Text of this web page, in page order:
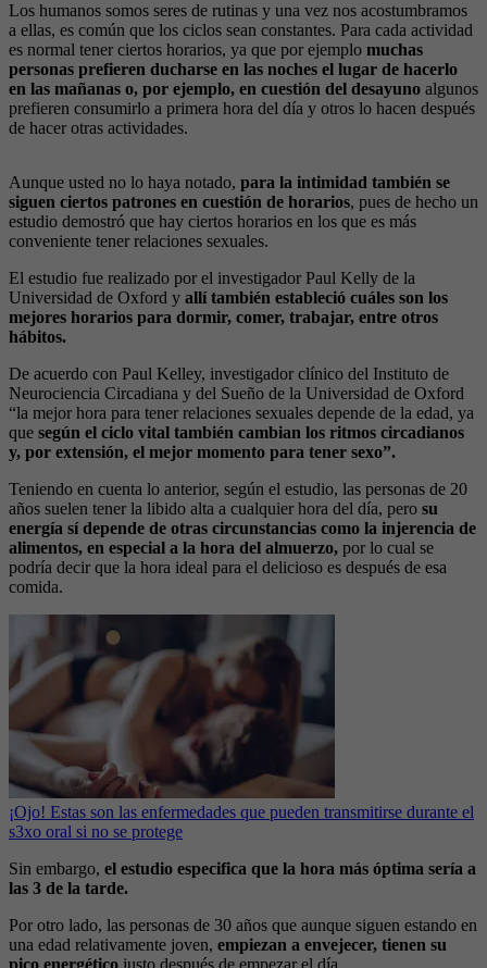
Los humanos somos seres de rutinas y una vez nos acostumbramos
a ellas, es común que los ciclos sean constantes. Para cada actividad
es normal tener ciertos horarios, ya que por ejemplo muchas
personas prefieren ducharse en las noches el lugar de hacerlo
en las mañanas o, por ejemplo, en cuestión del desayuno algunos
prefieren consumirlo a primera hora del día y otros lo hacen después
de hacer otras actividades.
Aunque usted no lo haya notado, para la intimidad también se
siguen ciertos patrones en cuestión de horarios, pues de hecho un
estudio demostró que hay ciertos horarios en los que es más
conveniente tener relaciones sexuales.
El estudio fue realizado por el investigador Paul Kelly de la
Universidad de Oxford y allí también estableció cuáles son los
mejores horarios para dormir, comer, trabajar, entre otros
hábitos.
De acuerdo con Paul Kelley, investigador clínico del Instituto de
Neurociencia Circadiana y del Sueño de la Universidad de Oxford
“la mejor hora para tener relaciones sexuales depende de la edad, ya
que según el ciclo vital también cambian los ritmos circadianos
y, por extensión, el mejor momento para tener sexo”.
Teniendo en cuenta lo anterior, según el estudio, las personas de 20
años suelen tener la libido alta a cualquier hora del día, pero su
energía sí depende de otras circunstancias como la injerencia de
alimentos, en especial a la hora del almuerzo, por lo cual se
podría decir que la hora ideal para el delicioso es después de esa
comida.
¡Ojo! Estas son las enfermedades que pueden transmitirse durante el
s3xo oral si no se protege
Sin embargo, el estudio especifica que la hora más óptima sería a
las 3 de la tarde.
Por otro lado, las personas de 30 años que aunque siguen estando en
una edad relativamente joven, empiezan a envejecer, tienen su